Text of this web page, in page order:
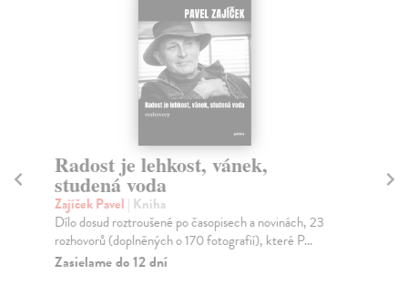
Radost je lehkost, vánek,
studená voda
Zajíček Pavel | Kniha
Dílo dosud roztroušené po časopisech a novinách, 23
rozhovorů (doplněných o 170 fotografií), které P...
Zasielame do 12 dní